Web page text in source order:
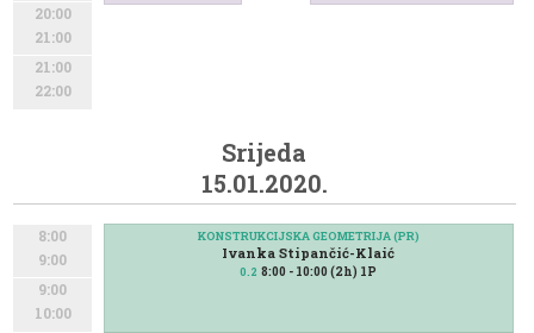
20:00
21:00
21:00
22:00
Srijeda
15.01.2020.
8:00
9:00
9:00
10:00
KONSTRUKCIJSKA GEOMETRIJA (PR)
Ivanka Stipančić-Klaić
0.2 8:00 - 10:00 (2h) 1P